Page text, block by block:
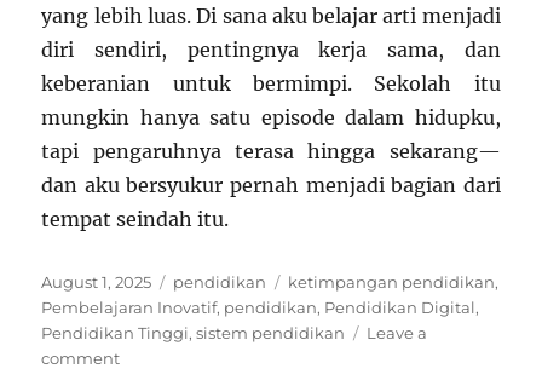
yang lebih luas. Di sana aku belajar arti menjadi
diri sendiri, pentingnya kerja sama, dan
keberanian untuk bermimpi. Sekolah itu
mungkin hanya satu episode dalam hidupku,
tapi pengaruhnya terasa hingga sekarang—
dan aku bersyukur pernah menjadi bagian dari
tempat seindah itu.
Posted
on
August 1, 2025 Categories
pendidikan Tags
ketimpangan pendidikan,
Pembelajaran Inovatif, pendidikan, Pendidikan Digital,
Pendidikan Tinggi,sistem pendidikan
Leave a
commenton